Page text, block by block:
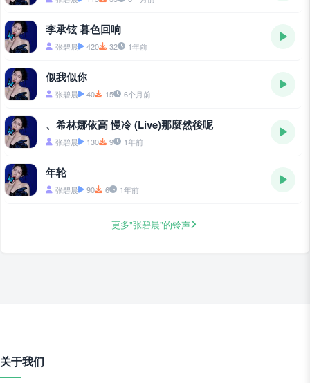
李承铉 暮色回响
张碧晨 420 32 1年前
似我似你
张碧晨 40 15 6个月前
、希林娜依高 慢冷 (Live)那麼然後呢
张碧晨 130 9 1年前
年轮
张碧晨 90 6 1年前
更多"张碧晨"的铃声
关于我们